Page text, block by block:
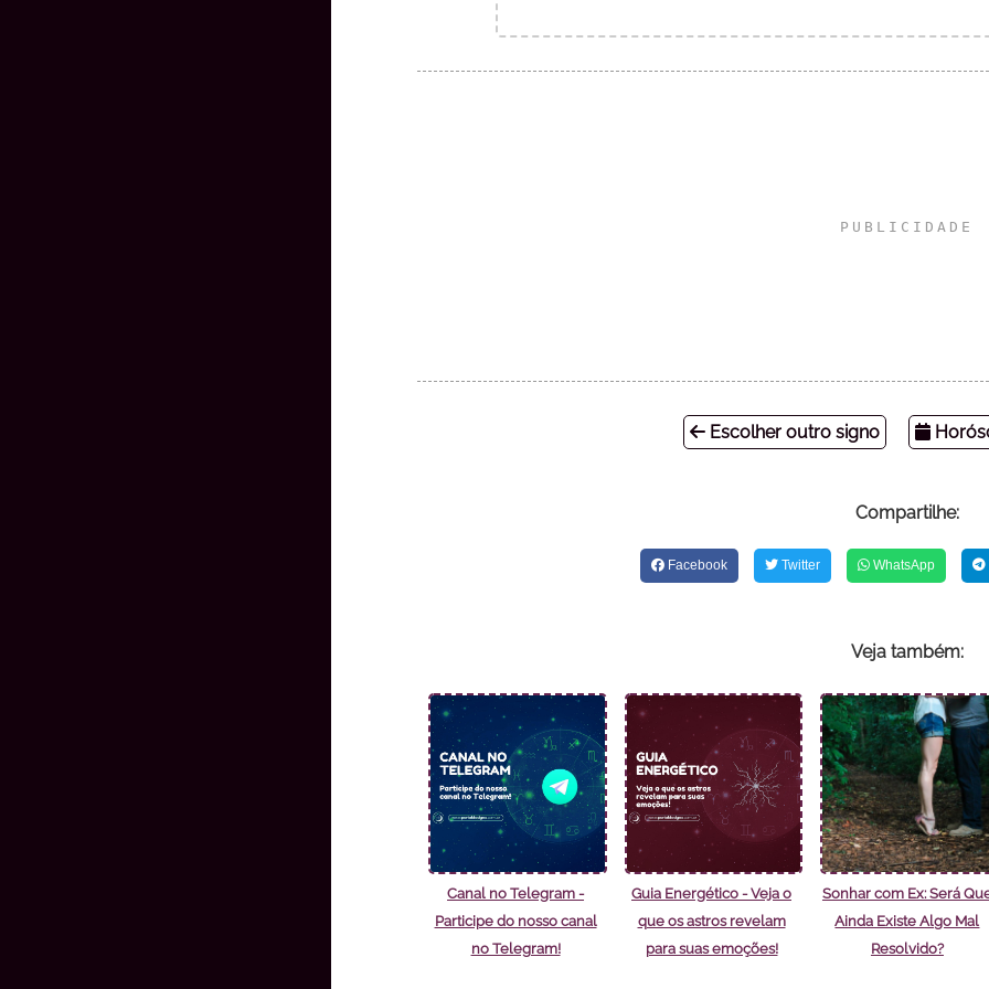
Escolher outro signo
Compartilhe:
Facebook Twitter WhatsApp
Veja também:
Canal no Telegram -
Participe do nosso canal
no Telegram!
Guia Energético - Veja o
que os astros revelam
para suas emoções!
Sonhar com Ex: Será
Ainda Existe Algo Mal
Resolvido?